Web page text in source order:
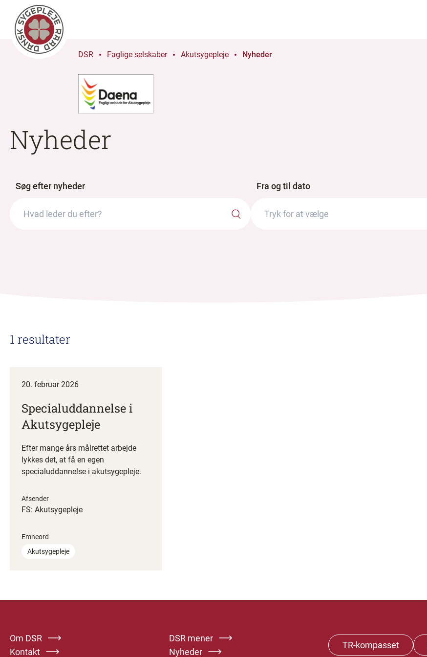
DSR Faglige selskaber Akutsygepleje Nyheder
Nyheder
Søg efter nyheder Fra og til dato
1 resultater
20. februar 2026
Specialuddannelse i
Akutsygepleje
Efter mange års målrettet arbejde
lykkes det, at få en egen
specialuddannelse i akutsygepleje.
Afsender
FS: Akutsygepleje
Emneord
Akutsygepleje
Om DSR
DSR mener
Kontakt
Nyheder
TR-kompasset